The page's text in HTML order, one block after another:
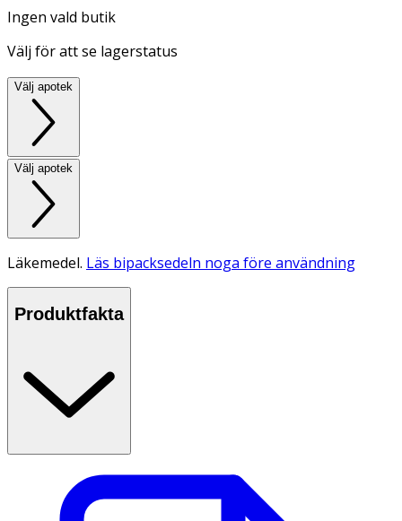
Ingen vald butik
Välj för att se lagerstatus
Välj apotek
Välj apotek
Läkemedel. Läs bipacksedeln noga före användning
Produktfakta